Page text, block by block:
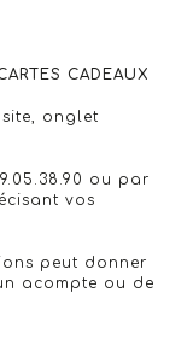
CADEAUX
onglet
ou par
vos
peut donner
acompte ou de